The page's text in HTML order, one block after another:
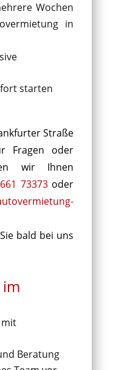
Wochen
in
starten
Straße
Fragen oder
wir Ihnen
73373 oder
bald bei uns
mit
Beratung